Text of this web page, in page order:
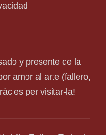
y presente de la
amor al arte (fallero,
per visitar-la!